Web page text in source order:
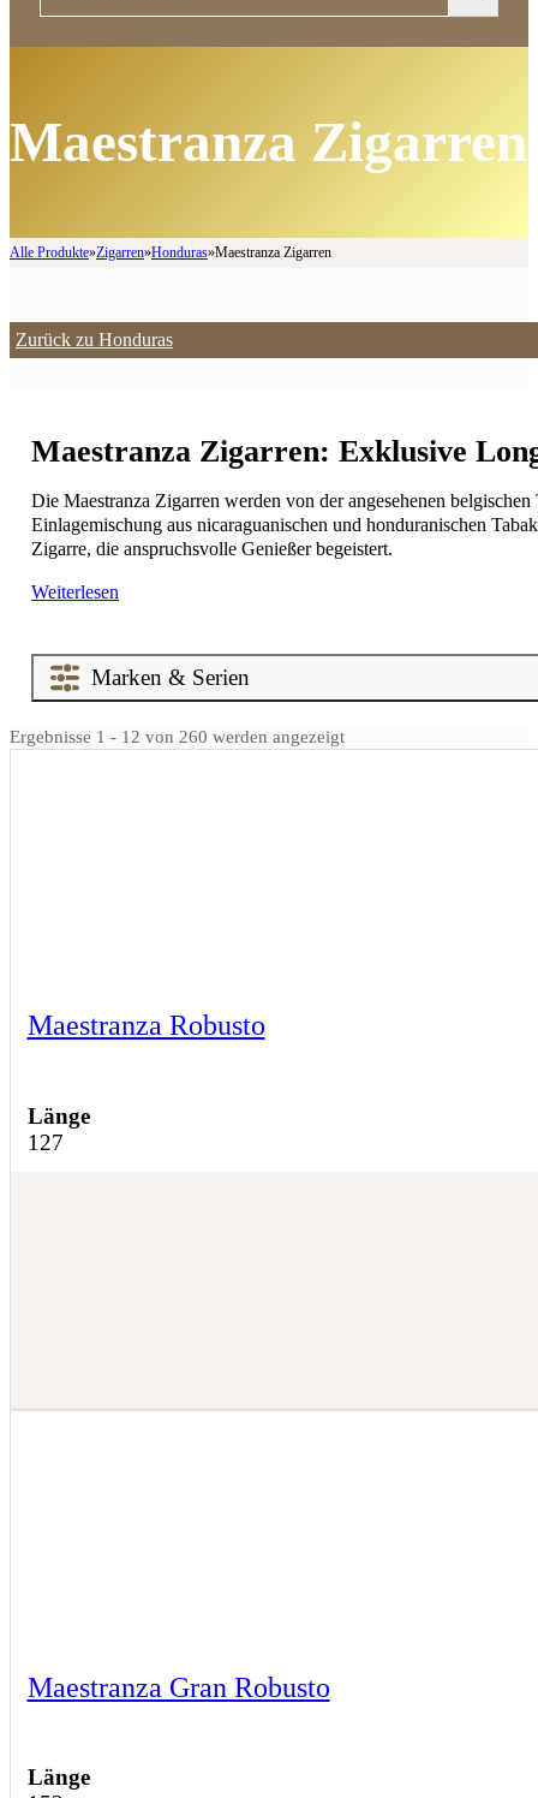
Maestranza Zigarren
Alle Produkte»Zigarren»Honduras»Maestranza Zigarren
Zurück zu Honduras
Maestranza Zigarren: Exklusive
Die Maestranza Zigarren werden von der angesehenen
Einlagemischung aus nicaraguanischen und honduranischen
Zigarre, die anspruchsvolle Genießer begeistert.
Weiterlesen
Ergebnisse 1 - 12 von 260 werden angezeigt
Maestranza Robusto
Länge
127
Maestranza Gran Robusto
Länge